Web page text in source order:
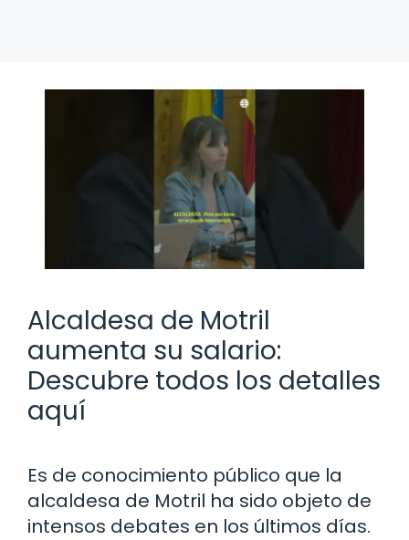
Alcaldesa de Motril
aumenta su salario:
Descubre todos los detalles
aquí
Es de conocimiento público que la
alcaldesa de Motril ha sido objeto de
intensos debates en los últimos días.